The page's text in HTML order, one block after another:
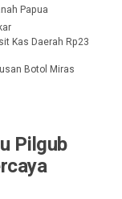
Papua
Kas Daerah Rp23
Botol Miras
Pilgub